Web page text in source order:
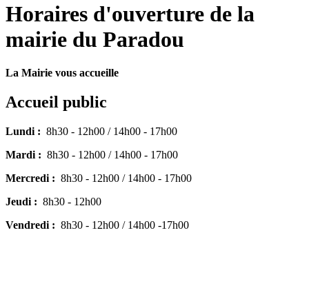
Horaires d'ouverture de la
mairie du Paradou
La Mairie vous accueille
Accueil public
Lundi : 8h30 - 12h00 / 14h00 - 17h00
Mardi : 8h30 - 12h00 / 14h00 - 17h00
Mercredi : 8h30 - 12h00 / 14h00 - 17h00
Jeudi : 8h30 - 12h00
Vendredi : 8h30 - 12h00 / 14h00 -17h00